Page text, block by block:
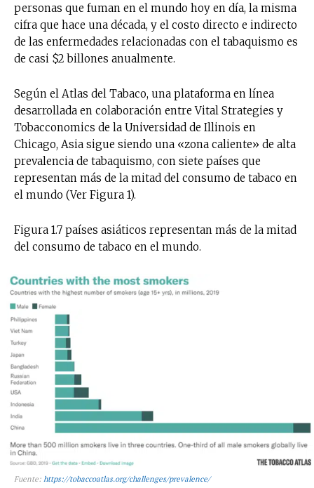
SUBSCRIBIRSE
personas que fuman en el mundo hoy en día, la misma
cifra que hace una década, y el costo directo e indirecto
de las enfermedades relacionadas con el tabaquismo es
de casi $2 billones anualmente.
Según el Atlas del Tabaco, una plataforma en línea
desarrollada en colaboración entre Vital Strategies y
Tobacconomics de la Universidad de Illinois en
Chicago, Asia sigue siendo una «zona caliente» de alta
prevalencia de tabaquismo, con siete países que
representan más de la mitad del consumo de tabaco en
el mundo (Ver Figura 1).
Figura 1.7 países asiáticos representan más de la mitad
del consumo de tabaco en el mundo.
Fuente: https://tobaccoatlas.org/challenges/prevalence/